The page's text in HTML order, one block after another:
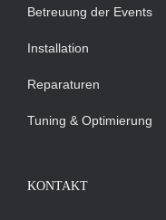
Betreuung der Events
Installation
Reparaturen
Tuning & Optimierung
KONTAKT